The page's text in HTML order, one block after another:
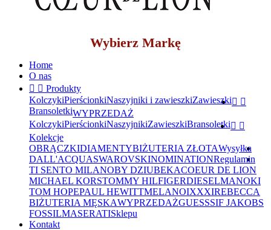
Wybierz Markę
Home
O nas
  Produkty
KolczykiPierścionkiNaszyjniki i zawieszkiZawieszki
Bransoletki
 
WYPRZEDAŻ
KolczykiPierścionkiNaszyjnikiZawieszkiBransoletki 
Kolekcje
OBRĄCZKIDIAMENTYBIŻUTERIA ZŁOTA
DALL'ACQUASWAROVSKINOMINATION
TI SENTO MILANOBY DZIUBEKACOEUR DE LION
MICHAEL KORSTOMMY HILFIGERDIESELMANOKI
TOM HOPEPAUL HEWITTMELANOIXXXIREBECCA
BIŻUTERIA MĘSKAWYPRZEDAŻGUESSSIF JAKOBS
FOSSILMASERATI
Wysyłka
Regulamin
Sklepu
Kontakt